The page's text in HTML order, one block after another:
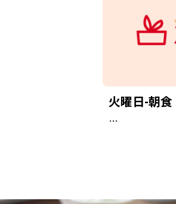
火曜日-朝食
…